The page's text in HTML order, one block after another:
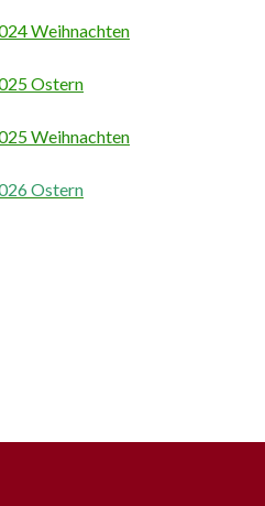
Weihnachten
Ostern
Weihnachten
Ostern